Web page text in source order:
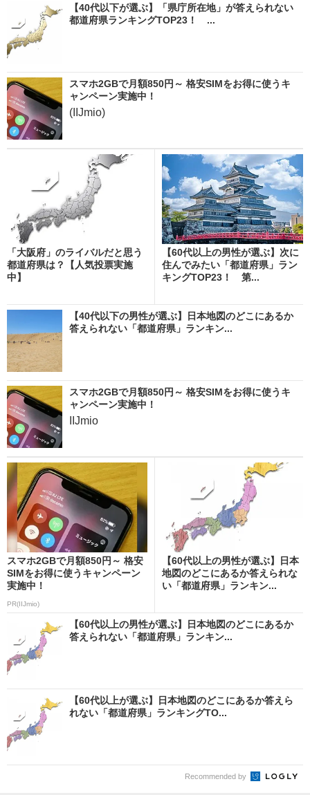
【40代以下が選ぶ】「県庁所在地」が答えられない
都道府県ランキングTOP23！ ...
スマホ2GBで月額850円～ 格安SIMをお得に使うキ
ャンペーン実施中！
(IIJmio)
「大阪府」のライバルだと思う
都道府県は？【人気投票実施
中】
【60代以上の男性が選ぶ】次に
住んでみたい「都道府県」ラン
キングTOP23！ 第...
【40代以下の男性が選ぶ】日本地図のどこにあるか
答えられない「都道府県」ランキン...
スマホ2GBで月額850円～ 格安SIMをお得に使うキ
ャンペーン実施中！
IIJmio
スマホ2GBで月額850円～ 格安
SIMをお得に使うキャンペーン
実施中！
PR(IIJmio)
【60代以上の男性が選ぶ】日本
地図のどこにあるか答えられな
い「都道府県」ランキン...
【60代以上の男性が選ぶ】日本地図のどこにあるか
答えられない「都道府県」ランキン...
【60代以上が選ぶ】日本地図のどこにあるか答えら
れない「都道府県」ランキングTO...
Recommended by